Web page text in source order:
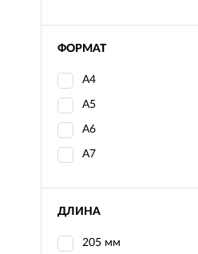
ФОРМАТ
А4
А5
А6
А7
ДЛИНА
205 мм